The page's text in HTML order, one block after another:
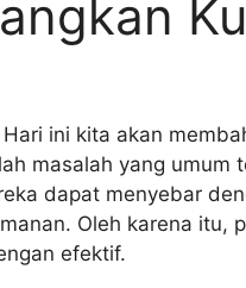
ini kita akan
masalah yang umum
dapat menyebar
Oleh karena itu,
efektif.